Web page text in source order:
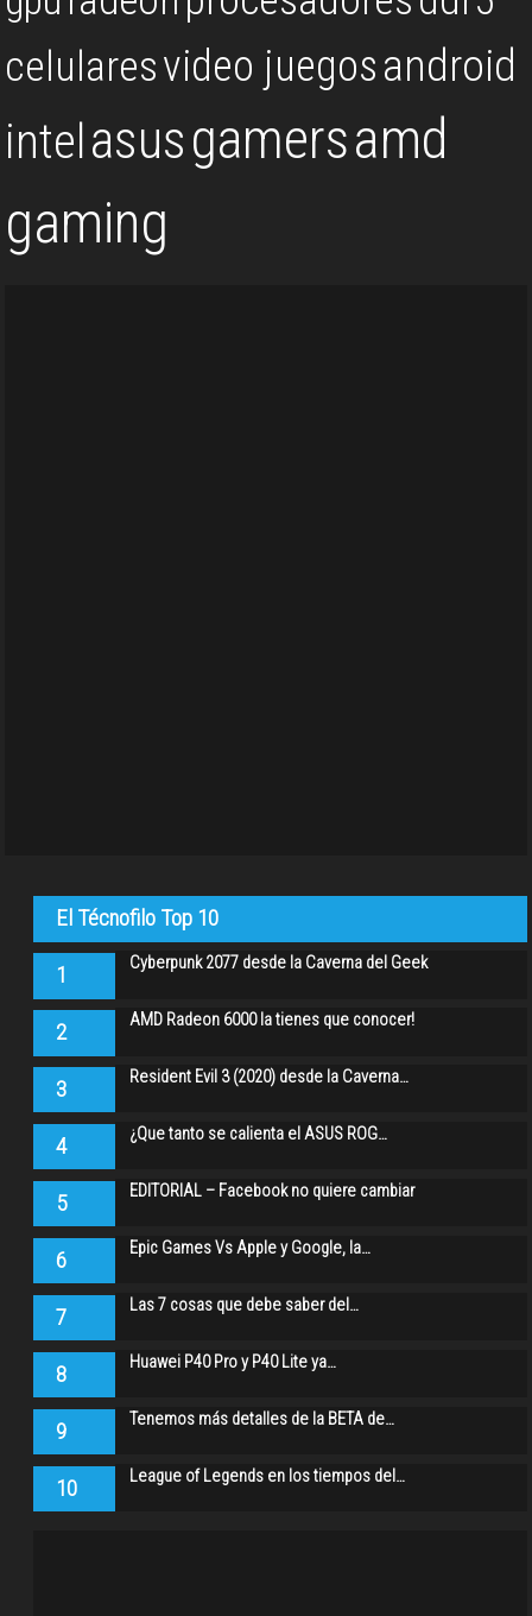
celularesvideo juegosandroid
intelasusgamersamd
gaming
El Técnofilo Top 10
1 Cyberpunk 2077 desde la Caverna del Geek
2 AMD Radeon 6000 la tienes que conocer!
3 Resident Evil 3 (2020) desde la Caverna…
4 ¿Que tanto se calienta el ASUS ROG…
5 EDITORIAL – Facebook no quiere cambiar
6 Epic Games Vs Apple y Google, la…
7 Las 7 cosas que debe saber del…
8 Huawei P40 Pro y P40 Lite ya…
9 Tenemos más detalles de la BETA de…
10 League of Legends en los tiempos del…